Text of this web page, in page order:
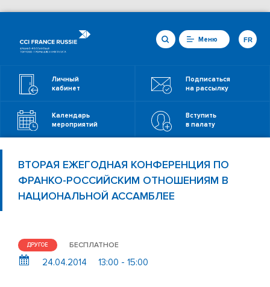
Меню
Личный
кабинет
Подписаться
на рассылку
Календарь
мероприятий
Вступить
в палату
FR
ВТОРАЯ ЕЖЕГОДНАЯ КОНФЕРЕНЦИЯ ПО
ФРАНКО-РОССИЙСКИМ ОТНОШЕНИЯМ В
НАЦИОНАЛЬНОЙ АССАМБЛЕЕ
ДРУГОЕ БЕСПЛАТНОЕ
24.04.2014 13:00 - 15:00